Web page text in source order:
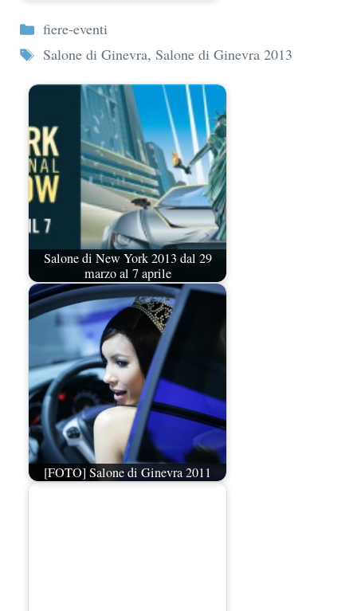
Categorie
fiere-eventi
Tag
Salone di Ginevra, Salone di Ginevra 2013
Salone di New York 2013 dal 29
marzo al 7 aprile
[FOTO] Salone di Ginevra 2011